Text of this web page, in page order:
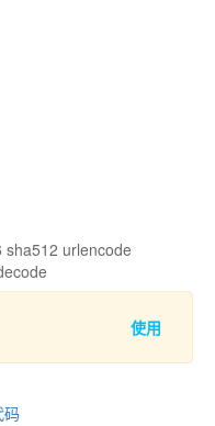
sha512 urlencode
使用
码